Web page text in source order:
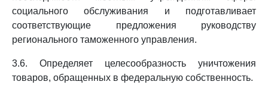
социального обслуживания и подготавливает
соответствующие предложения руководству
регионального таможенного управления.
3.6. Определяет целесообразность уничтожения
товаров, обращенных в федеральную собственность.